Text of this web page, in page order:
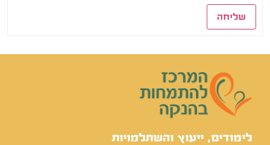
שליחה
לימודים, ייעוץ והשתלמויות